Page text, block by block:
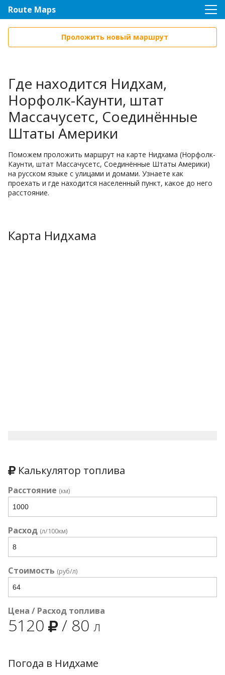
Route Maps
Проложить новый маршрут
Где находится Нидхам,
Норфолк-Каунти, штат
Массачусетс, Соединённые
Штаты Америки
Поможем проложить маршрут на карте Нидхама (Норфолк-
Каунти, штат Массачусетс, Соединённые Штаты Америки)
на русском языке с улицами и домами. Узнаете как
проехать и где находится населенный пункт, какое до него
расстояние.
Карта Нидхама
Калькулятор топлива
Расстояние (км)
Расход (л/100км)
Стоимость (руб/л)
Цена / Расход топлива
5120 / 80 л
Погода в Нидхаме